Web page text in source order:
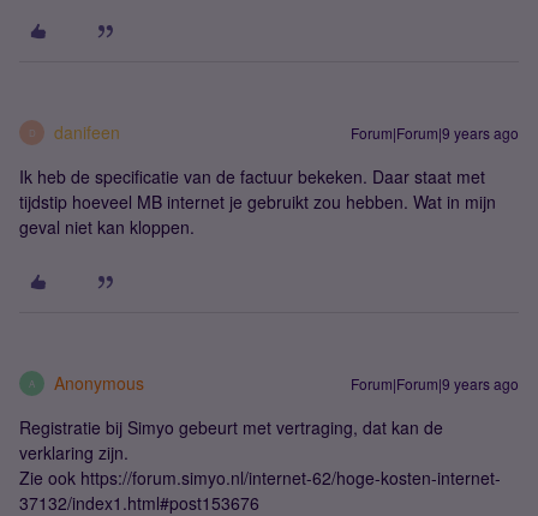
D danifeen Forum|Forum|9 years ago
Ik heb de specificatie van de factuur bekeken. Daar staat met
tijdstip hoeveel MB internet je gebruikt zou hebben. Wat in mijn
geval niet kan kloppen.
A Anonymous Forum|Forum|9 years ago
Registratie bij Simyo gebeurt met vertraging, dat kan de
verklaring zijn.
Zie ook https://forum.simyo.nl/internet-62/hoge-kosten-internet-
37132/index1.html#post153676